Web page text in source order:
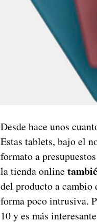
Desde hace unos
Estas tablets, bajo el
formato a
la tienda online
del producto a cambio
forma poco intrusiva.
10 y es más